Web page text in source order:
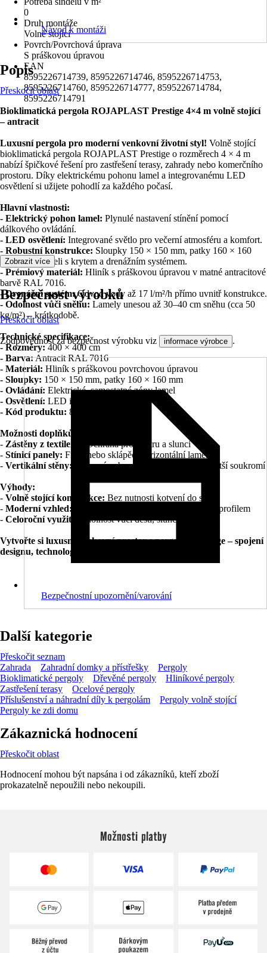
0
Druh montáže
Volně stojící
Povrch/Povrchová úprava
S práškovou úpravou
EAN
8595226714739, 8595226714746, 8595226714753,
8595226714760, 8595226714777, 8595226714784,
8595226714791
Návod k montáži
Popis
Přeskočit oblast
Bioklimatická pergola ROJAPLAST Prestige 4×4 m volně stojící
– antracit
Luxusní pergola pro moderní venkovní životní styl! Volně stojící
bioklimatická pergola ROJAPLAST Prestige o rozměrech 4 × 4 m
nabízí špičkové řešení pro zastřešení terasy, zahrady nebo komerčního
prostoru. Díky elektrickému pohonu lamel a integrovanému LED
osvětlení si užijete pohodlí za každého počasí.
Hlavní vlastnosti:
- Elektrický pohon lamel: Plynulé nastavení stínění pomocí
dálkového ovládání.
- LED osvětlení: Integrované světlo pro večerní atmosféru a komfort.
- Robustní konstrukce: Sloupky 150 × 150 mm, patky 160 × 160
mm z 8mm oceli s krytem a drenážním systémem.
- Prémiový materiál: Hliník s práškovou úpravou v matné antracitové
barvě RAL 7016.
- Drenážní systém:Odvod vody až 17 l/m²/h přímo uvnitř konstrukce.
- Odolnost vůči sněhu: Lamely unesou až 30–40 cm sněhu (cca 50
kg/m²) – krátkodobě.
Technické specifikace:
- Rozměry:400 × 400 cm
- Barva:Antracit RAL 7016
- Materiál: Hliník s práškovou povrchovou úpravou
- Sloupky: 150 × 150 mm, patky 160 × 160 mm
- Ovládání: Elektrické, samostatné zóny lamel
- Osvětlení: LED integrované
- Kód produktu: 8595226714739
Možnosti doplňků:
- Zástěny z textilenu:
Ochrana proti větru a slunci
- Stínicí panely: Fixní nebo sklápěcí horizontální lamely
- Vertikální stěny: Posuvné nebo sklápěcí varianty pro větší soukromí
Výhody:
- Volně stojící konstrukce: Bez nutnosti kotvení do stěny
- Moderní vzhled:
Skrytá lamelová střecha v jedné linii s profilem
- Celoroční využití: Odolnost vůči dešti, slunci i sněhu
Vytvořte si luxusní venkovní prostor s pergolou Prestige – spojení
designu, technologie a pohodlí pro každou sezónu.
Zobrazit více
Bezpečnost výrobků
Přeskočit oblast
Zodpovědnost za bezpečnost výrobku viz informace výrobce .
Bezpečnostní upozornění/varování
Další kategorie
Přeskočit seznam
Zahrada
Zahradní domky a přístřešky
Pergoly
Bioklimatické pergoly
Dřevěné pergoly
Hliníkové pergoly
Zastřešení terasy
Ocelové pergoly
Příslušenství a náhradní díly k pergolám
Pergoly volně stojící
Pergoly ke zdi domu
Zákaznická hodnocení
Přeskočit oblast
Hodnocení mohou být napsána i od zákazníků, kteří zboží
prokazatelně nepoužili nebo nekoupili.
Možnosti platby